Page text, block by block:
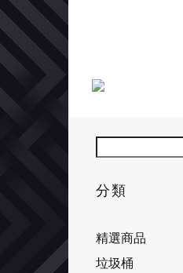
分類
精選商品
垃圾桶